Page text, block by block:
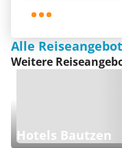
Alle
Weitere
Hotels Bautzen